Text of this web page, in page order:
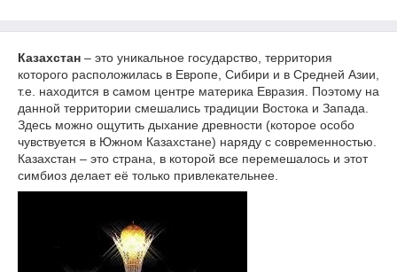
Казахстан – это уникальное государство, территория
которого расположилась в Европе, Сибири и в Средней Азии,
т.е. находится в самом центре материка Евразия. Поэтому на
данной территории смешались традиции Востока и Запада.
Здесь можно ощутить дыхание древности (которое особо
чувствуется в Южном Казахстане) наряду с современностью.
Казахстан – это страна, в которой все перемешалось и этот
симбиоз делает её только привлекательнее.